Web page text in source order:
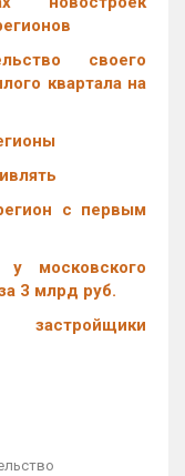
своего
квартала на
с первым
у московского
3 млрд руб.